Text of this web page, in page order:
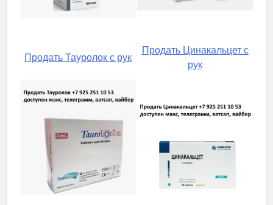
Продать Тауролок с рук
Продать Цинакальцет с
рук